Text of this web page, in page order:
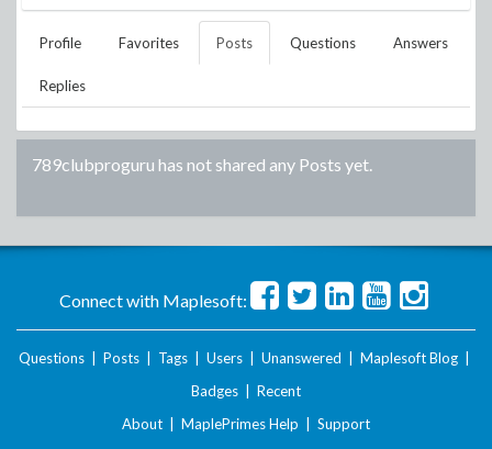
Profile Favorites Posts Questions Answers
Replies
789clubproguru has not shared any Posts yet.
Connect with Maplesoft:
Questions Posts Tags Users Unanswered Maplesoft Blog
Badges
Recent
About
MaplePrimes Help Support